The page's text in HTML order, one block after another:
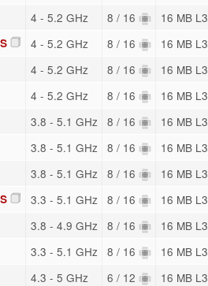
4 - 5.2 GHz 8 / 16 16 MB L3
4 - 5.2 GHz 8 / 16 16 MB L3
4 - 5.2 GHz 8 / 16 16 MB L3
4 - 5.2 GHz 8 / 16 16 MB L3
3.8 - 5.1 GHz 8 / 16 16 MB L3
3.8 - 5.1 GHz 8 / 16 16 MB L3
3.8 - 5.1 GHz 8 / 16 16 MB L3
3.3 - 5.1 GHz 8 / 16 16 MB L3
3.8 - 4.9 GHz 8 / 16 16 MB L3
3.3 - 5.1 GHz 8 / 16 16 MB L3
4.3 - 5 GHz 6 / 12 16 MB L3